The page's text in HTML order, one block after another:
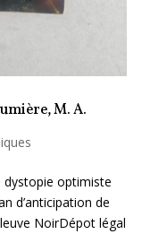
M. A.
dystopie optimiste
d’anticipation de
NoirDépot légal